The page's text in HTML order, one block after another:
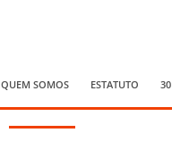
QUEM SOMOS ESTATUTO